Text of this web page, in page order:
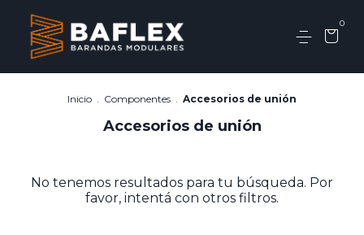
0
Inicio . Componentes . Accesorios de unión
Accesorios de unión
No tenemos resultados para tu búsqueda. Por
favor, intentá con otros filtros.